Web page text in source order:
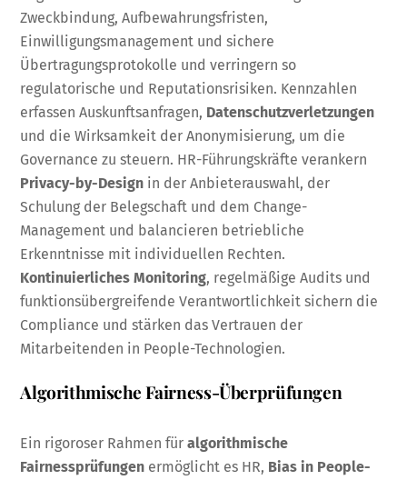
Zweckbindung, Aufbewahrungsfristen,
Einwilligungsmanagement und sichere
Übertragungsprotokolle und verringern so
regulatorische und Reputationsrisiken. Kennzahlen
erfassen Auskunftsanfragen, Datenschutzverletzungen
und die Wirksamkeit der Anonymisierung, um die
Governance zu steuern. HR-Führungskräfte verankern
Privacy-by-Design in der Anbieterauswahl, der
Schulung der Belegschaft und dem Change-
Management und balancieren betriebliche
Erkenntnisse mit individuellen Rechten.
Kontinuierliches Monitoring, regelmäßige Audits und
funktionsübergreifende Verantwortlichkeit sichern die
Compliance und stärken das Vertrauen der
Mitarbeitenden in People-Technologien.
Algorithmische Fairness-Überprüfungen
Ein rigoroser Rahmen füralgorithmische
Fairnessprüfungen ermöglicht es HR, Bias in People-